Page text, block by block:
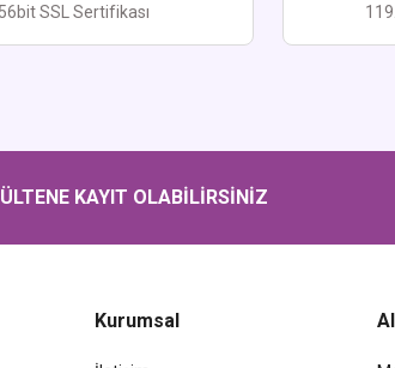
SSL Sertifikası
KAYIT OLABİLİRSİNİZ
Kurumsal